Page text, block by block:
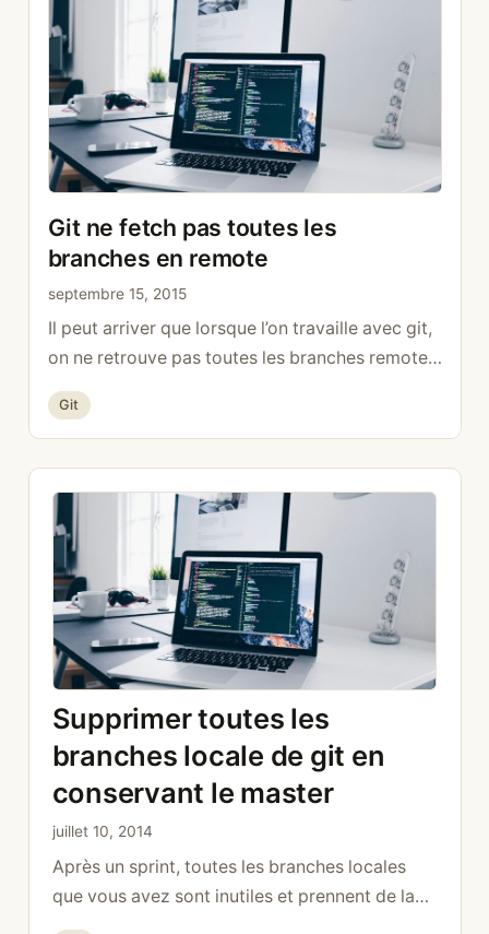
commande dédiée git sparse-checkout rend
l’opération bien …
Lire la suite
Git ne fetch pas toutes les
branches en remote
septembre 15, 2015
Il peut arriver que lorsque l’on travaille avec git,
on ne retrouve pas toutes les branches remote.
Même après avoir utilisé git fetch, celles-ci
n’apparaissent pas. git fetch il est fort probable
que l’origine du fetch soit fausse. On peut voir
par exemple qu’ici seule la branche master est
actualisée. $ git config –get remote.origin.fetch
…Lire la suite
Catégories
Git
Supprimer toutes les
branches locale de git en
conservant le master
juillet 10, 2014
Après un sprint, toutes les branches locales
que vous avez sont inutiles et prennent de la
place. Ci-dessous une petite commande pour